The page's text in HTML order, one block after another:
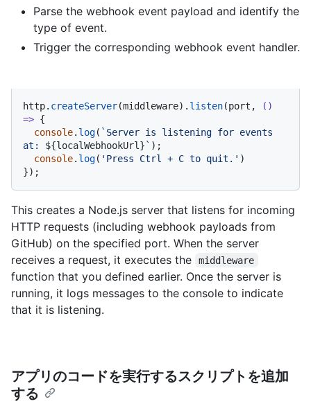
Parse the webhook event payload and identify the
type of event.
Trigger the corresponding webhook event handler.
http. createServer(middleware). listen(port,
()
=> {
console. log( `Server is listening for events
at: ${localWebhookUrl} ` );
console. log( 'Press Ctrl + C to quit.' )
});
This creates a Node.js server that listens for incoming
HTTP requests (including webhook payloads from
GitHub) on the specified port. When the server
receives a request, it executes the
middleware
function that you defined earlier. Once the server is
running, it logs messages to the console to indicate
that it is listening.
アプリのコードを実行するスクリプトを追加
する